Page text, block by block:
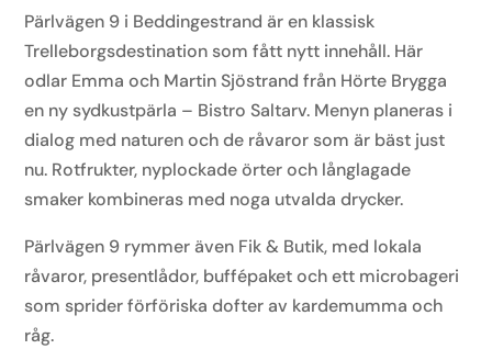
Pärlvägen 9 i Beddingestrand är en klassisk
Trelleborgsdestination som fått nytt innehåll. Här
odlar Emma och Martin Sjöstrand från Hörte Brygga
en ny sydkustpärla – Bistro Saltarv. Menyn planeras i
dialog med naturen och de råvaror som är bäst just
nu. Rotfrukter, nyplockade örter och långlagade
smaker kombineras med noga utvalda drycker.
Pärlvägen 9 rymmer även Fik & Butik, med lokala
råvaror, presentlådor, buffépaket och ett microbageri
som sprider förföriska dofter av kardemumma och
råg.